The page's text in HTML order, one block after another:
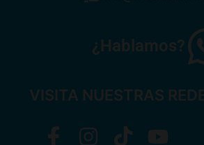
¿Hablamos?
VISITA NUESTRAS